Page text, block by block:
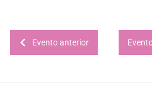
Evento anterior